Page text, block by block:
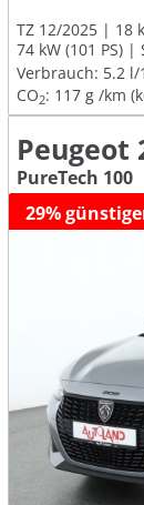
TZ 12/2025
18
74 kW (101 PS)
Verbrauch: 5.2 l/
CO2: 117 g /km
Peugeot
PureTech 100
29%